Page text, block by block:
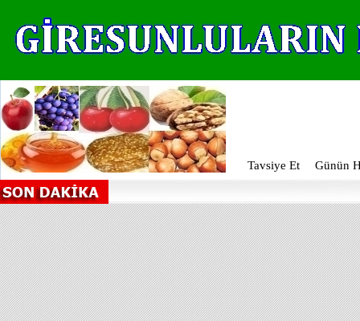
Tavsiye Et Günün